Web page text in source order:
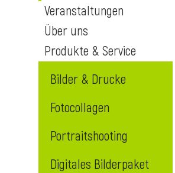
Veranstaltungen
Über uns
Produkte & Service
Bilder & Drucke
Fotocollagen
Portraitshooting
Digitales Bilderpaket